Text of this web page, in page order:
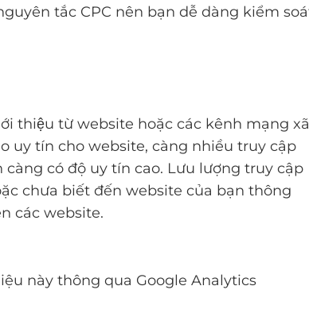
tắc CPC nên bạn dễ dàng kiểm
thiệu từ website hoặc các kênh mạng xã
uy tín cho website, càng nhiều truy cập
có độ uy tín cao. Lưu lượng truy cập
chưa biết đến website của bạn thông
các website.
này thông qua Google Analytics